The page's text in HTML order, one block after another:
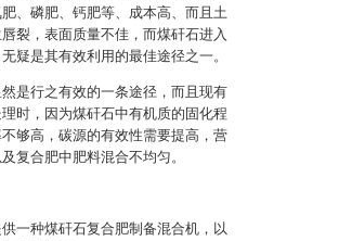
、磷肥、钙肥等、成本高、而且土
裂，表面质量不佳，而煤矸石进入
疑是其有效利用的最佳途径之一。
是行之有效的一条途径，而且现有
时，因为煤矸石中有机质的固化程
够高，碳源的有效性需要提高，营
复合肥中肥料混合不均匀。
一种煤矸石复合肥制备混合机，以